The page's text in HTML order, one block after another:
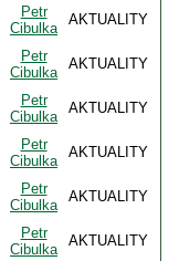
Petr
Cibulka
AKTUALITY
Petr
Cibulka
AKTUALITY
Petr
Cibulka
AKTUALITY
Petr
Cibulka
AKTUALITY
Petr
Cibulka
AKTUALITY
Petr
Cibulka
AKTUALITY